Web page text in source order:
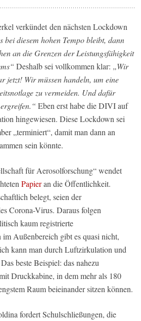
verkündet den nächsten Lockdown
bei diesem hohen Tempo bleibt, dann
an die Grenzen der Leistungsfähigkeit
Deshalb sei vollkommen klar: „Wir
jetzt! Wir müssen handeln, um eine
zu vermeiden. Und dafür
Eben erst habe die DIVI auf
hingewiesen. Diese Lockdown sei
„terminiert“, damit man dann an
sein könnte.
für Aerosolforschung“ wendet
Papieran die Öffentlichkeit.
belegt, seien der
Corona-Virus. Daraus folgen
kaum registrierte
Außenbereich gibt es quasi nicht,
kann man durch Luftzirkulation und
beste Beispiel: das nahezu
Druckkabine, in dem mehr als 180
Raum beieinander sitzen können.
fordert Schulschließungen, die